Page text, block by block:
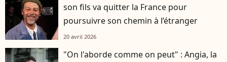
son fils va quitter la France pour
poursuivre son chemin à l’étranger
20 avril 2026
"On l'aborde comme on peut" : Angia, la